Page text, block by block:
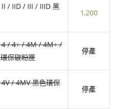
II / IID / III / IIID 黑
1,200
4 / 4+ / 4M / 4M+ /
保碳粉匣
停產
/ 4MV 黑色環保
停產